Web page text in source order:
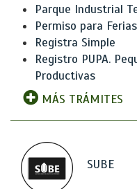
Parque Industrial
Permiso para
Registra Simple
Registro PUPA.
Productivas
MÁS TRÁMITES
SUBE